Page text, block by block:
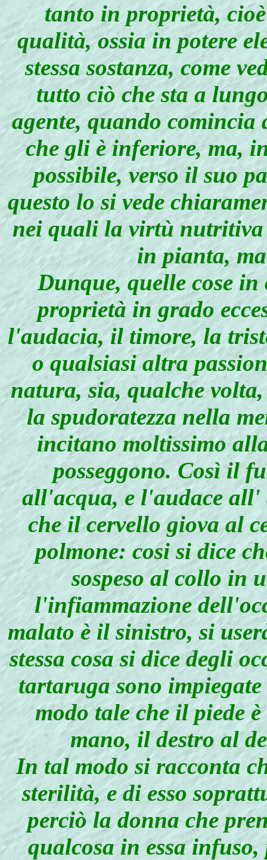
tanto in proprietà,
qualità, ossia in potere
stessa sostanza, come
tutto ciò che sta a
agente, quando comincia
che gli è inferiore, ma,
possibile, verso il suo
questo lo si vede
nei quali la virtù
in pianta,
Dunque, quelle cose
proprietà in grado
l'audacia, il timore, la
o qualsiasi altra
natura, sia, qualche
la spudoratezza nella
incitano moltissimo
posseggono. Così il
all'acqua, e l'audace all'
che il cervello giova al
polmone: cosi si dice
sospeso al collo in
l'infiammazione
malato è il sinistro, si
stessa cosa si dice degli
tartaruga sono
modo tale che il piede
mano, il destro al
In tal modo si racconta
sterilità, e di esso
perciò la donna che
qualcosa in essa